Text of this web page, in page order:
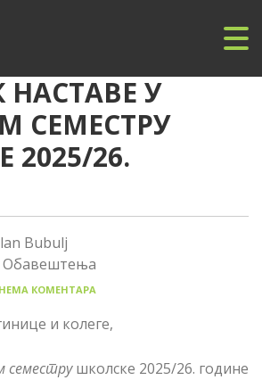
НАСТАВЕ У
СЕМЕСТРУ
26.
Bubulj
Обавештења
НЕМА КОМЕНТАРА
и колеге,
семеструшколске 2025/26. године